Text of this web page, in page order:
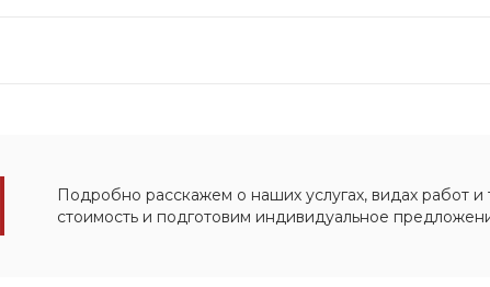
Подробно расскажем о наших услугах, видах работ и
стоимость и подготовим индивидуальное